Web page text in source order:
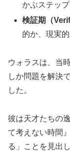
かぶステップ
検証期（
的か、現実
ウォラスは、当
しか問題を解決
した。
彼は天才たちの
て考えない時間
る」ことを見出